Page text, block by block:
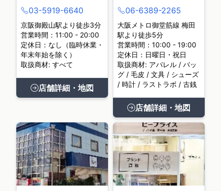
03-5919-6640
京阪御殿山駅より徒歩3分
営業時間：11:00 - 20:00
定休日：なし（臨時休業・
年末年始を除く）
取扱商材: すべて
店舗詳細・地図
06-6389-2265
大阪メトロ御堂筋線 梅田
駅より徒歩5分
営業時間：10:00 - 19:00
定休日：日曜日・祝日
取扱商材: アパレル / バッ
グ / 毛皮 / 文具 / シューズ
/ 時計 / ラストラボ / 古銭
店舗詳細・地図